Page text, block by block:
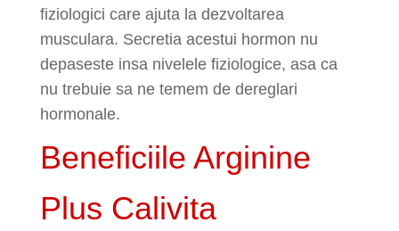
fiziologici care ajuta la dezvoltarea
musculara. Secretia acestui hormon nu
depaseste insa nivelele fiziologice, asa ca
nu trebuie sa ne temem de dereglari
hormonale.
Beneficiile Arginine
Plus Calivita